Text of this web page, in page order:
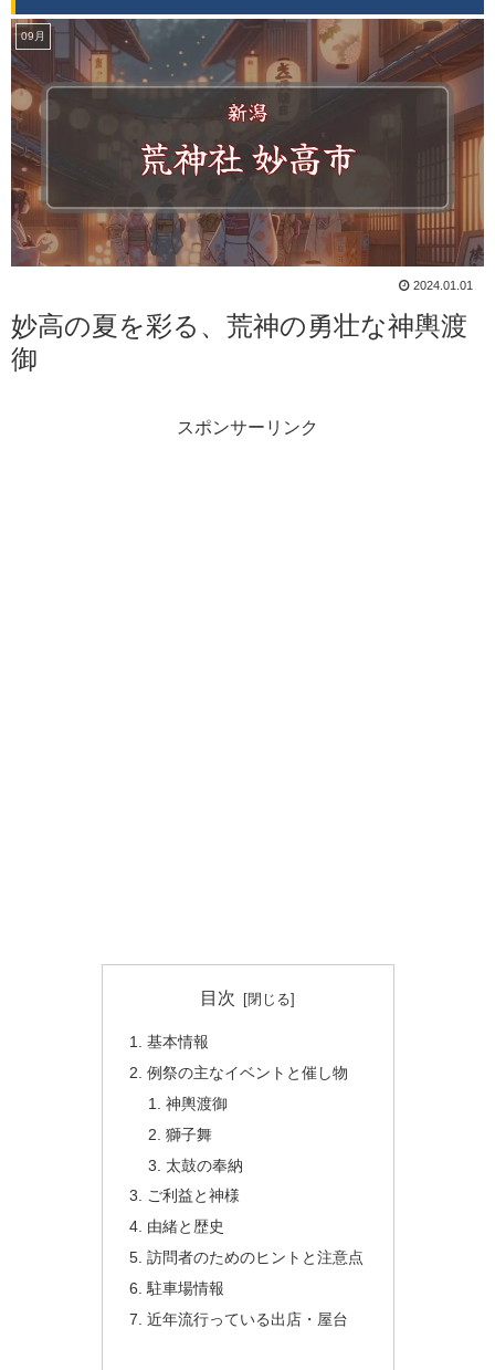
09月
2024.01.01
妙高の夏を彩る、荒神の勇壮な神輿渡
御
スポンサーリンク
目次
基本情報
例祭の主なイベントと催し物
神輿渡御
獅子舞
太鼓の奉納
ご利益と神様
由緒と歴史
訪問者のためのヒントと注意点
駐車場情報
近年流行っている出店・屋台